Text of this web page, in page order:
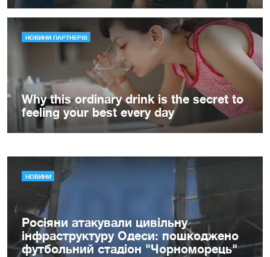
НОВИНИ
Росіяни атакували цивільну
інфраструктуру Одеси: пошкоджено
футбольний стадіон "Чорноморець"